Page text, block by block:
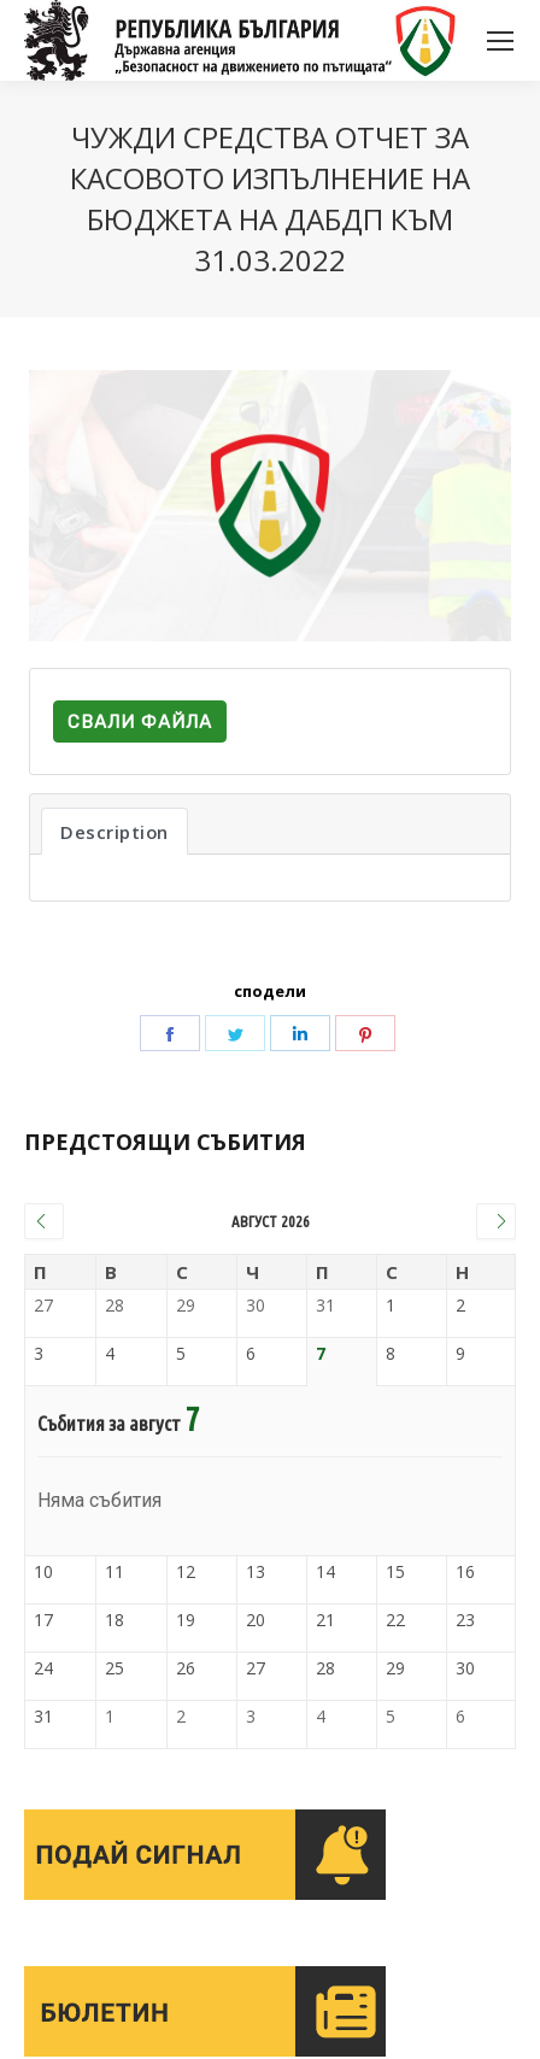
ЧУЖДИ СРЕДСТВА ОТЧЕТ ЗА
КАСОВОТО ИЗПЪЛНЕНИЕ НА
БЮДЖЕТА НА ДАБДП КЪМ
31.03.2022
СВАЛИ ФАЙЛА
Description
сподели
ПРЕДСТОЯЩИ СЪБИТИЯ
АВГУСТ 2026
П В С Ч П С Н
27 28 29 30 31 1 2
3 4 5 6 7 8 9
Събития за август 7
Няма събития
10 11 12 13 14 15 16
17 18 19 20 21 22 23
24 25 26 27 28 29 30
31 1 2 3 4 5 6